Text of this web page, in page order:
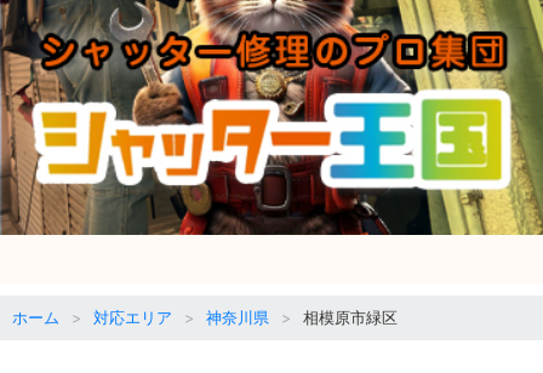
ホーム 対応エリア 神奈川県 相模原市緑区